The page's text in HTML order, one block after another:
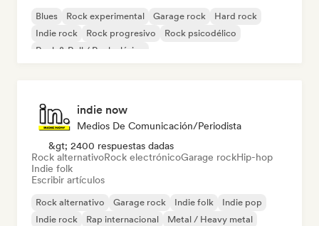
Blues Rock experimental Garage rock
Hard rock
Indie rock
Rock progresivo
Rock psicodélico
Rock & Roll / Rock clásico
indie now
Medios De Comunicación/Periodista
&gt; 2400 respuestas dadas
Rock alternativoRock electrónicoGarage rockHip-hop
Indie folk
Escribir artículos
Rock alternativo Garage rock Indie folk
Indie pop
Indie rock
Rap internacional
Metal / Heavy metal